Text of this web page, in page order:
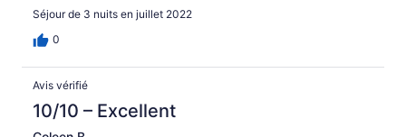
Séjour de 3 nuits en juillet 2022
0
Avis vérifié
10/10 – Excellent